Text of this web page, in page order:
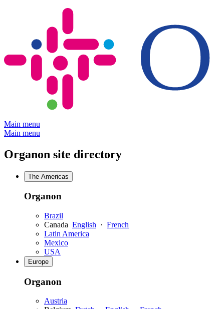
Main menu
Main menu
Organon site directory
The Americas
Organon
Brazil
Canada English · French
Latin America
Mexico
USA
Europe
Organon
Austria